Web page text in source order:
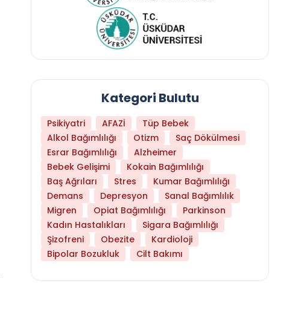
Kategori Bulutu
Psikiyatri AFAZİ
Tüp Bebek
Alkol Bağımlılığı
Otizm
Saç Dökülmesi
Esrar Bağımlılığı
Alzheimer
Bebek Gelişimi
Kokain Bağımlılığı
Baş Ağrıları
Stres
Kumar Bağımlılığı
Demans
Depresyon
Sanal Bağımlılık
Migren
Opiat Bağımlılığı
Parkinson
Kadın Hastalıkları
Sigara Bağımlılığı
Şizofreni
Obezite
Kardioloji
Bipolar Bozukluk
Cilt Bakımı